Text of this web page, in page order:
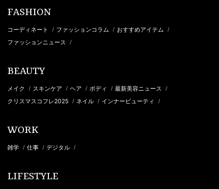
FASHION
コーディネート / ファッションコラム / おすすめアイテム /
ファッションニュース /
BEAUTY
メイク / スキンケア / ヘア / ボディ / 最新美容ニュース /
クリスマスコフレ2025 / ネイル / インナービューティ /
WORK
雑学 / 仕事 / デジタル /
LIFESTYLE